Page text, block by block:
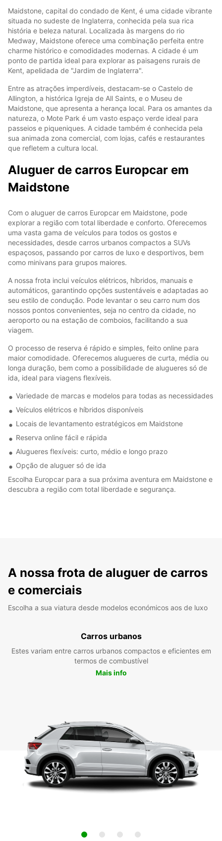
Maidstone, capital do condado de Kent, é uma cidade vibrante
situada no sudeste de Inglaterra, conhecida pela sua rica
história e beleza natural. Localizada às margens do rio
Medway, Maidstone oferece uma combinação perfeita entre
charme histórico e comodidades modernas. A cidade é um
ponto de partida ideal para explorar as paisagens rurais de
Kent, apelidada de "Jardim de Inglaterra".
Entre as atrações imperdíveis, destacam-se o Castelo de
Allington, a histórica Igreja de All Saints, e o Museu de
Maidstone, que apresenta a herança local. Para os amantes da
natureza, o Mote Park é um vasto espaço verde ideal para
passeios e piqueniques. A cidade também é conhecida pela
sua animada zona comercial, com lojas, cafés e restaurantes
que refletem a cultura local.
Aluguer de carros Europcar em
Maidstone
Com o aluguer de carros Europcar em Maidstone, pode
explorar a região com total liberdade e conforto. Oferecemos
uma vasta gama de veículos para todos os gostos e
necessidades, desde carros urbanos compactos a SUVs
espaçosos, passando por carros de luxo e desportivos, bem
como minivans para grupos maiores.
A nossa frota inclui veículos elétricos, híbridos, manuais e
automáticos, garantindo opções sustentáveis e adaptadas ao
seu estilo de condução. Pode levantar o seu carro num dos
nossos pontos convenientes, seja no centro da cidade, no
aeroporto ou na estação de comboios, facilitando a sua
viagem.
O processo de reserva é rápido e simples, feito online para
maior comodidade. Oferecemos alugueres de curta, média ou
longa duração, bem como a possibilidade de alugueres só de
ida, ideal para viagens flexíveis.
Variedade de marcas e modelos para todas as necessidades
Veículos elétricos e híbridos disponíveis
Locais de levantamento estratégicos em Maidstone
Reserva online fácil e rápida
Alugueres flexíveis: curto, médio e longo prazo
Opção de aluguer só de ida
Escolha Europcar para a sua próxima aventura em Maidstone e
descubra a região com total liberdade e segurança.
A nossa frota de aluguer de carros
e comerciais
Escolha a sua viatura desde modelos económicos aos de luxo
Carros urbanos
Estes variam entre carros urbanos compactos e eficientes em
termos de combustível
Mais info